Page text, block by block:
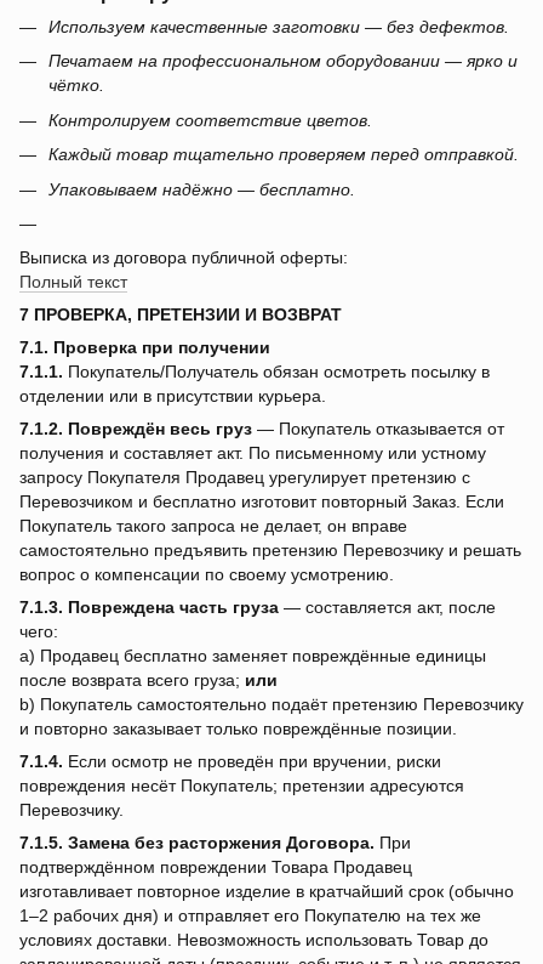
Используем качественные заготовки — без дефектов.
Печатаем на профессиональном оборудовании — ярко и
чётко.
Контролируем соответствие цветов.
Каждый товар тщательно проверяем перед отправкой.
Упаковываем надёжно — бесплатно.
Выписка из договора публичной оферты:
Полный текст
7 ПРОВЕРКА, ПРЕТЕНЗИИ И ВОЗВРАТ
7.1. Проверка при получении
7.1.1. Покупатель/Получатель обязан осмотреть посылку в
отделении или в присутствии курьера.
7.1.2. Повреждён весь груз — Покупатель отказывается от
получения и составляет акт. По письменному или устному
запросу Покупателя Продавец урегулирует претензию с
Перевозчиком и бесплатно изготовит повторный Заказ. Если
Покупатель такого запроса не делает, он вправе
самостоятельно предъявить претензию Перевозчику и решать
вопрос о компенсации по своему усмотрению.
7.1.3. Повреждена часть груза — составляется акт, после
чего:
a) Продавец бесплатно заменяет повреждённые единицы
после возврата всего груза; или
b) Покупатель самостоятельно подаёт претензию Перевозчику
и повторно заказывает только повреждённые позиции.
7.1.4. Если осмотр не проведён при вручении, риски
повреждения несёт Покупатель; претензии адресуются
Перевозчику.
7.1.5. Замена без расторжения Договора. При
подтверждённом повреждении Товара Продавец
изготавливает повторное изделие в кратчайший срок (обычно
1–2 рабочих дня) и отправляет его Покупателю на тех же
условиях доставки. Невозможность использовать Товар до